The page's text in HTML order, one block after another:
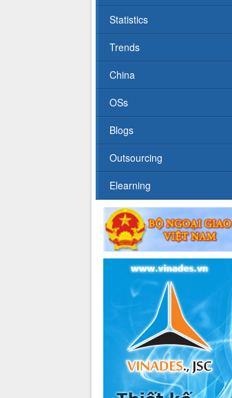
Statistics
Trends
China
OSs
Blogs
Outsourcing
Elearning